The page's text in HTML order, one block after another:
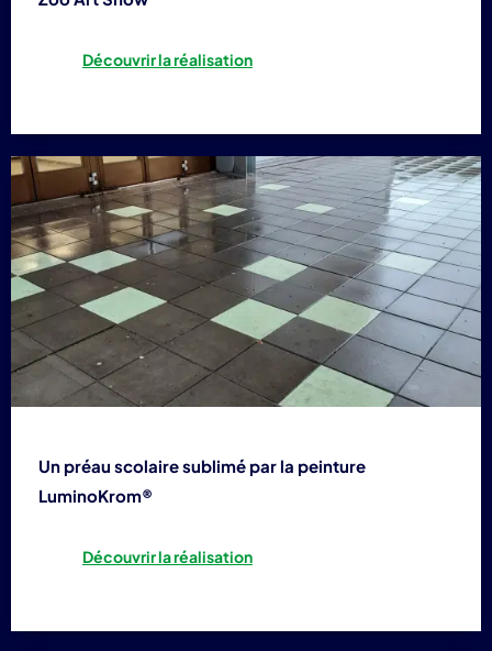
Découvrir la réalisation
Un préau scolaire sublimé par la peinture
LuminoKrom®
Découvrir la réalisation